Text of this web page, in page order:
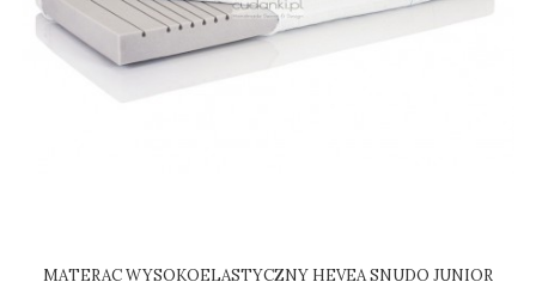
MATERAC WYSOKOELASTYCZNY HEVEA SNUDO JUNIOR